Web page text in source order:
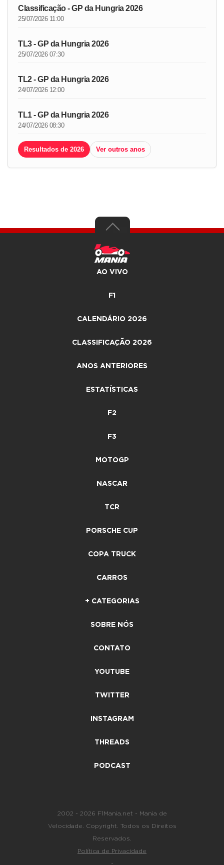
Classificação - GP da Hungria 2026
25/07/2026 11:00
TL3 - GP da Hungria 2026
25/07/2026 07:30
TL2 - GP da Hungria 2026
24/07/2026 12:00
TL1 - GP da Hungria 2026
24/07/2026 08:30
Resultados de 2026 Ver outros anos
AO VIVO
F1
CALENDÁRIO 2026
CLASSIFICAÇÃO 2026
ANOS ANTERIORES
ESTATÍSTICAS
F2
F3
MOTOGP
NASCAR
TCR
PORSCHE CUP
COPA TRUCK
CARROS
+ CATEGORIAS
SOBRE NÓS
CONTATO
YOUTUBE
TWITTER
INSTAGRAM
THREADS
PODCAST
2002 - 2026 F1Mania.net - Mania de
Velocidade. Copyright. Todos os Direitos
Reservados.
Política de Privacidade
-